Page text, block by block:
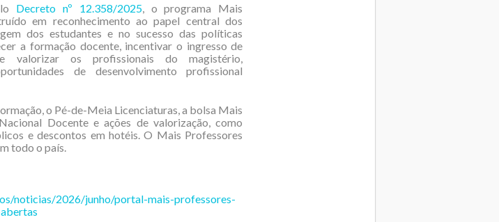
Decreto nº 12.358/2025, o programa Mais
em reconhecimento ao papel central dos
dos estudantes e no sucesso das políticas
a formação docente, incentivar o ingresso de
valorizar os profissionais do magistério,
de desenvolvimento profissional
o Pé-de-Meia Licenciaturas, a bolsa Mais
Docente e ações de valorização, como
e descontos em hotéis. O Mais Professores
todo o país.
noticias/2026/junho/portal-mais-professores-